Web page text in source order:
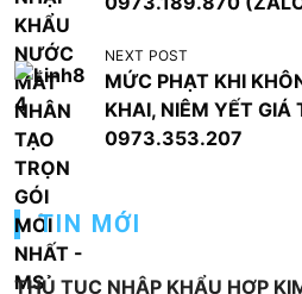
u
h
ư
ớ
n
g
b
à
NEXT POST
MỨC PHẠT KHI
KHAI, NIÊM YẾT GIÁ
0973.353.207
TIN MỚI
THỦ TỤC NHẬP KHẨU HỢP